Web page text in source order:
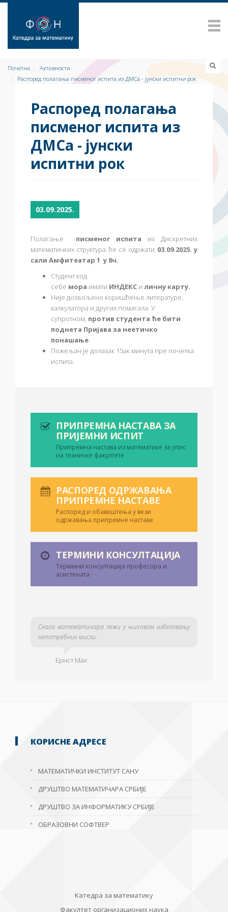
Почетна
Активности
Распоред полагања писменог испита из ДМСа - јунски испитни рок
Распоред полагања
писменог испита из
ДМСа - јунски
испитни рок
03.09.2025.
Полагање писменог испита из Дискретних
математичких структура ће се одржати 03.09.2025. у
сали Амфитеатар 1 у 8ч.
Студент код
себе мора имати ИНДЕКС и личну карту.
Није дозвољено коришћење литературе,
калкулатора и других помагала. У
супротном, против студента ће бити
поднета Пријава за неетичко
понашање.
Пожељан је долазак 15ак минута пре почетка
испита.
ПРИПРЕМНА НАСТАВА ЗА
ПРИЈЕМНИ ИСПИТ
Припремна настава из математике за упис
на техничке факултете
РАСПОРЕД ОДРЖАВАЊА
ПРИПРЕМНЕ НАСТАВЕ
Распоред и обавештења у вези
одржавања припремне наставе
ТЕРМИНИ КОНСУЛТАЦИЈА
Термини консултација професора и
асистената
Снага математичара лежи у њиховом избегавању
непотребних мисли.
Ернст Мах
КОРИСНЕ АДРЕСЕ
МАТЕМАТИЧКИ ИНСТИТУТ САНУ
ДРУШТВО МАТЕМАТИЧАРА СРБИЈЕ
ДРУШТВО ЗА ИНФОРМАТИКУ СРБИЈЕ
ОБРАЗОВНИ СОФТВЕР
Катедра за математику
Факултет организационих наука